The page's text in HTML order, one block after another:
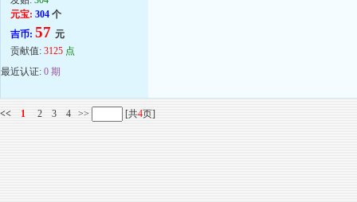
元宝: 304 个
吉币: 57 元
贡献值: 3125 点
最近认证: 0 期
<< 1 2 3 4 >> [共4页]